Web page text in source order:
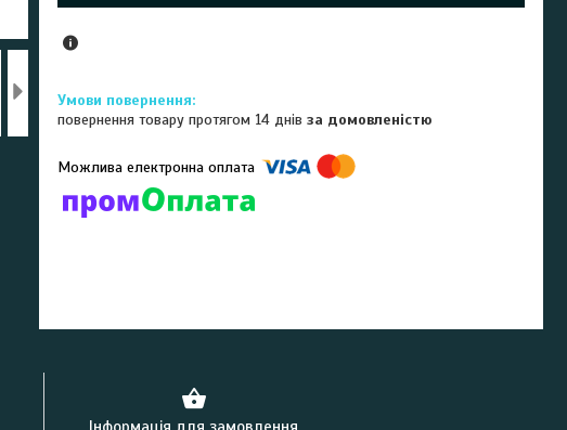
повернення товару протягом 14 днівза домовленістю